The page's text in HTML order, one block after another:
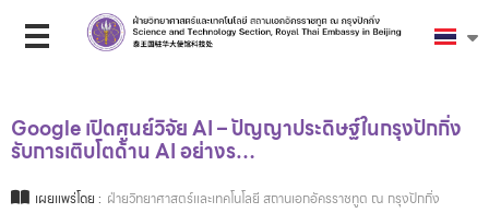
Google เปิดศูนย์วิจัย AI – ปัญญาประดิษฐ์ในกรุงปักกิ่ง
รับการเติบโตด้าน AI อย่างร…
เผยแพร่โดย : ฝ่ายวิทยาศาสตร์และเทคโนโลยี สถานเอกอัครราชทูต ณ กรุงปักกิ่ง